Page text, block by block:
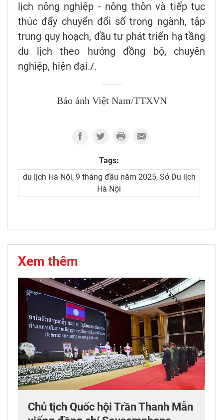
lịch nông nghiệp - nông thôn và tiếp tục
thúc đẩy chuyển đổi số trong ngành, tập
trung quy hoạch, đầu tư phát triển hạ tầng
du lịch theo hướng đồng bộ, chuyên
nghiệp, hiện đại./.
Báo ảnh Việt Nam/TTXVN
Tags:
du lịch Hà Nội, 9 tháng đầu năm 2025, Sở Du lịch
Hà Nội
Xem thêm
Chủ tịch Quốc hội Trần Thanh Mẫn